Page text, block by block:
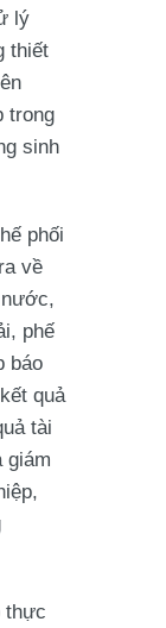
lý
thiết
trong
sinh
phối
về
phế
báo
quả
tài
giám
thực